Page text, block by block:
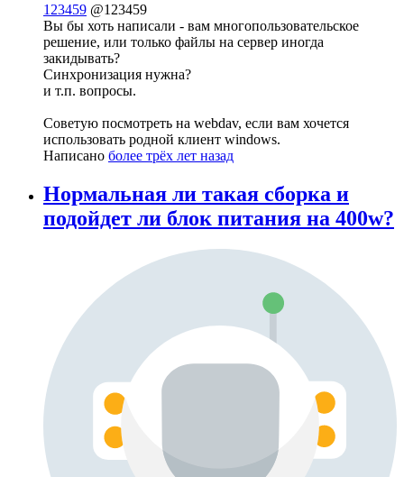
123459 @123459
Вы бы хоть написали - вам многопользовательское
решение, или только файлы на сервер иногда
закидывать?
Синхронизация нужна?
и т.п. вопросы.
Советую посмотреть на webdav, если вам хочется
использовать родной клиент windows.
Написано более трёх лет назад
Нормальная ли такая сборка и
подойдет ли блок питания на 400w?